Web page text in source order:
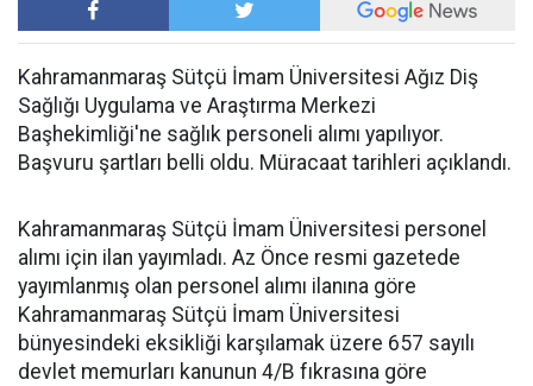
Kahramanmaraş Sütçü İmam Üniversitesi Ağız Diş
Sağlığı Uygulama ve Araştırma Merkezi
Başhekimliği'ne sağlık personeli alımı yapılıyor.
Başvuru şartları belli oldu. Müracaat tarihleri açıklandı.
Kahramanmaraş Sütçü İmam Üniversitesi personel
alımı için ilan yayımladı. Az Önce resmi gazetede
yayımlanmış olan personel alımı ilanına göre
Kahramanmaraş Sütçü İmam Üniversitesi
bünyesindeki eksikliği karşılamak üzere 657 sayılı
devlet memurları kanunun 4/B fıkrasına göre